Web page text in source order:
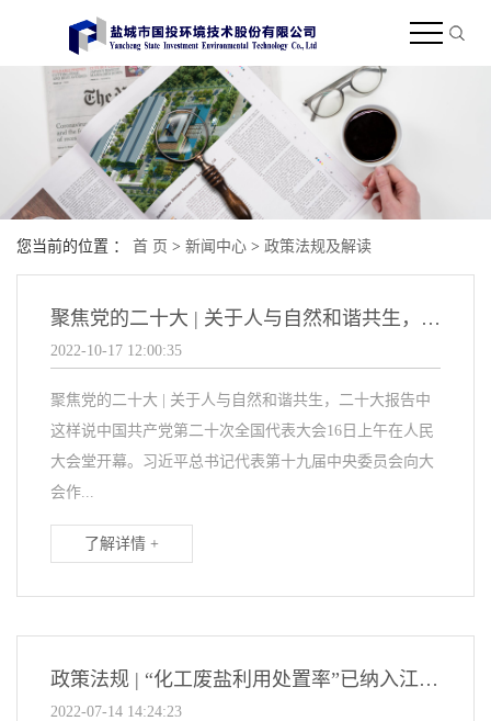
您当前的位置 ： 首 页 > 新闻中心 > 政策法规及解读
聚焦党的二十大 | 关于人与自然和谐共生，二十大报告中这样说
2022-10-17 12:00:35
聚焦党的二十大 | 关于人与自然和谐共生，二十大报告中
这样说中国共产党第二十次全国代表大会16日上午在人民
大会堂开幕。习近平总书记代表第十九届中央委员会向大
会作...
了解详情 +
政策法规 | “化工废盐利用处置率”已纳入江苏省“无废城市”建设指标体系
2022-07-14 14:24:23